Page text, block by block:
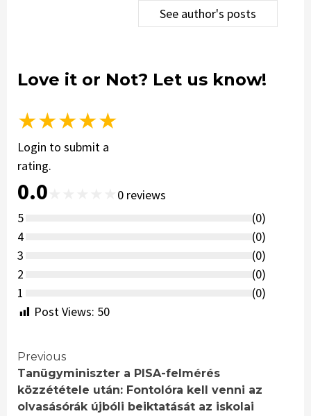
See author's posts
Love it or Not? Let us know!
★★★★★
Login to submit a
rating.
0.0 0 reviews
5
(0)
4
(0)
3
(0)
2
(0)
1
(0)
Post Views: 50
Continue
Reading
Previous
Tanügyminiszter a PISA-felmérés
közzététele után: Fontolóra kell venni az
olvasásórák újbóli beiktatását az iskolai